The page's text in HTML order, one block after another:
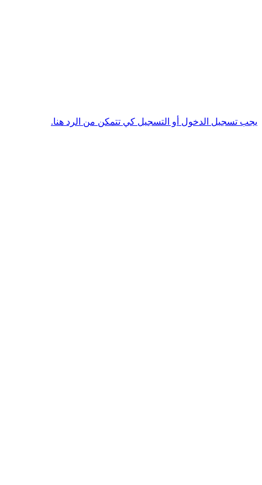
يجب تسجيل الدخول أو التسجيل كي تتمكن من الرد هنا.